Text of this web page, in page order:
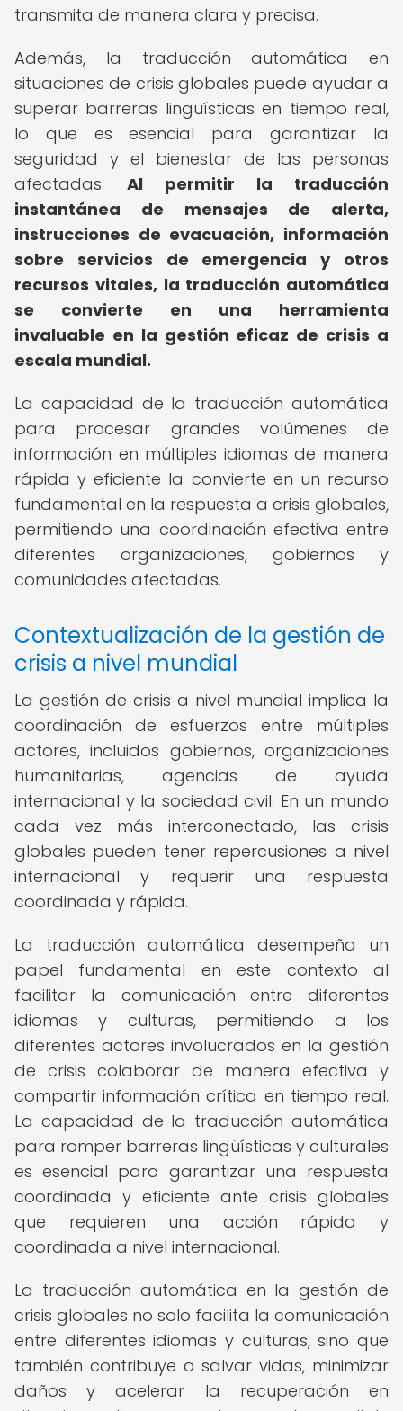
transmita de manera clara y precisa.
Además, la traducción automática en
situaciones de crisis globales puede ayudar a
superar barreras lingüísticas en tiempo real,
lo que es esencial para garantizar la
seguridad y el bienestar de las personas
afectadas. Al permitir la traducción
instantánea de mensajes de alerta,
instrucciones de evacuación, información
sobre servicios de emergencia y otros
recursos vitales, la traducción automática
se convierte en una herramienta
invaluable en la gestión eficaz de crisis a
escala mundial.
La capacidad de la traducción automática
para procesar grandes volúmenes de
información en múltiples idiomas de manera
rápida y eficiente la convierte en un recurso
fundamental en la respuesta a crisis globales,
permitiendo una coordinación efectiva entre
diferentes organizaciones, gobiernos y
comunidades afectadas.
Contextualización de la gestión de
crisis a nivel mundial
La gestión de crisis a nivel mundial implica la
coordinación de esfuerzos entre múltiples
actores, incluidos gobiernos, organizaciones
humanitarias, agencias de ayuda
internacional y la sociedad civil. En un mundo
cada vez más interconectado, las crisis
globales pueden tener repercusiones a nivel
internacional y requerir una respuesta
coordinada y rápida.
La traducción automática desempeña un
papel fundamental en este contexto al
facilitar la comunicación entre diferentes
idiomas y culturas, permitiendo a los
diferentes actores involucrados en la gestión
de crisis colaborar de manera efectiva y
compartir información crítica en tiempo real.
La capacidad de la traducción automática
para romper barreras lingüísticas y culturales
es esencial para garantizar una respuesta
coordinada y eficiente ante crisis globales
que requieren una acción rápida y
coordinada a nivel internacional.
La traducción automática en la gestión de
crisis globales no solo facilita la comunicación
entre diferentes idiomas y culturas, sino que
también contribuye a salvar vidas, minimizar
daños y acelerar la recuperación en